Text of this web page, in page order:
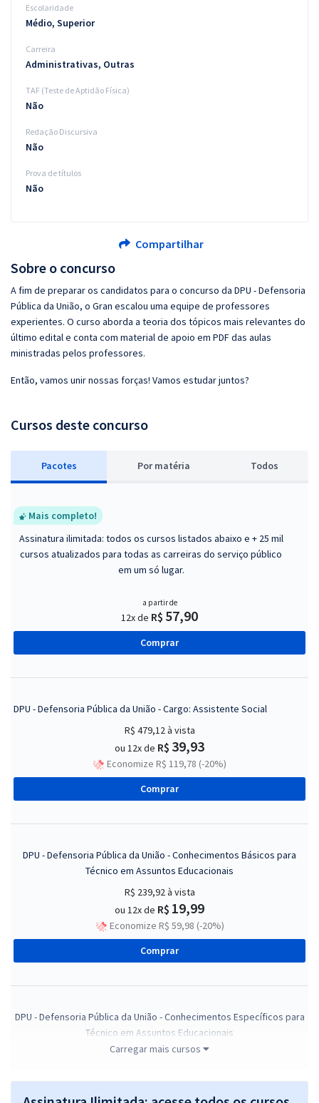
Sobre o concurso
A fim de preparar os candidatos para o concurso da DPU - Defensoria
Pública da União, o Gran escalou uma equipe de professores
experientes. O curso aborda a teoria dos tópicos mais relevantes do
último edital e conta com material de apoio em PDF das aulas
ministradas pelos professores.
Então, vamos unir nossas forças! Vamos estudar juntos?
Cursos deste concurso
Pacotes Por matéria Todos
Mais completo!
Assinatura ilimitada: todos os cursos listados abaixo e + 25 mil
cursos atualizados para todas as carreiras do serviço público
em um só lugar.
a partir de
12x de R$ 57,90
Comprar
DPU - Defensoria Pública da União - Cargo: Assistente Social
R$ 479,12à vista
ou 12x de R$ 39,93
Economize R$ 119,78 (-20%)
Comprar
DPU - Defensoria Pública da União - Conhecimentos Básicos para
Técnico em Assuntos Educacionais
R$ 239,92à vista
ou 12x de R$ 19,99
Economize R$ 59,98 (-20%)
Comprar
DPU - Defensoria Pública da União - Conhecimentos Específicos para
Técnico em Assuntos Educacionais
R$ 143,92à vista
Carregar mais cursos
Escolaridade
Médio, Superior
Carreira
Administrativas, Outras
TAF (Teste de Aptidão Física)
Não
Redação Discursiva
Não
Prova de títulos
Não
Compartilhar